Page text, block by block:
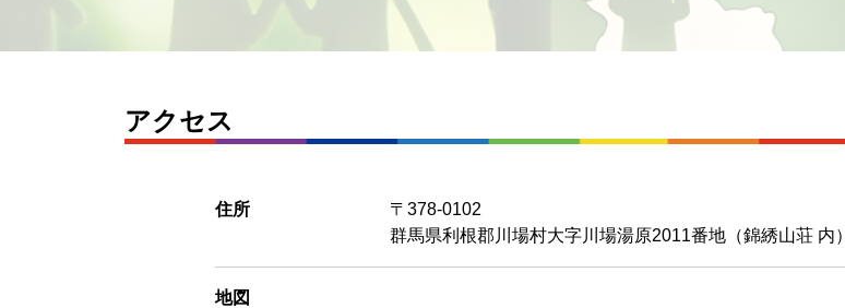
アクセス
住所
〒378-0102
群馬県利根郡川場村大字川場湯原2011番地（錦綉山荘 内）
地図